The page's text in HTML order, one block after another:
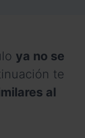
ya no se
te
al